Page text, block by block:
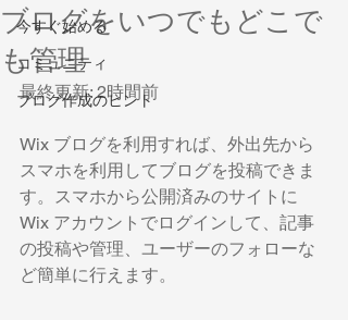
今すぐ始める
コミュニティ
ブログ作成のヒント
ブログをいつでもどこで
も管理
最終更新: 2時間前
Wix ブログを利用すれば、外出先から
スマホを利用してブログを投稿できま
す。スマホから公開済みのサイトに
Wix アカウントでログインして、記事
の投稿や管理、ユーザーのフォローな
ど簡単に行えます。